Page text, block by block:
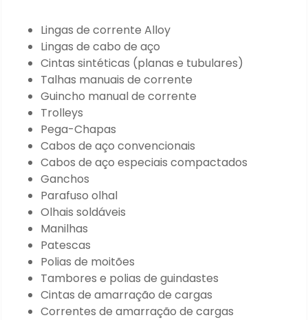
Lingas de corrente Alloy
Lingas de cabo de aço
Cintas sintéticas (planas e tubulares)
Talhas manuais de corrente
Guincho manual de corrente
Trolleys
Pega-Chapas
Cabos de aço convencionais
Cabos de aço especiais compactados
Ganchos
Parafuso olhal
Olhais soldáveis
Manilhas
Patescas
Polias de moitões
Tambores e polias de guindastes
Cintas de amarração de cargas
Correntes de amarração de cargas